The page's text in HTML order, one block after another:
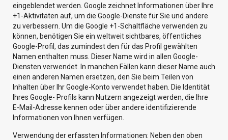
eingeblendet werden. Google zeichnet Informationen über Ihre
+1-Aktivitäten auf, um die Google-Dienste für Sie und andere
zu verbessern. Um die Google +1-Schaltfläche verwenden zu
können, benötigen Sie ein weltweit sichtbares, öffentliches
Google-Profil, das zumindest den für das Profil gewählten
Namen enthalten muss. Dieser Name wird in allen Google-
Diensten verwendet. In manchen Fällen kann dieser Name auch
einen anderen Namen ersetzen, den Sie beim Teilen von
Inhalten über Ihr Google-Konto verwendet haben. Die Identität
Ihres Google- Profils kann Nutzern angezeigt werden, die Ihre
E-Mail-Adresse kennen oder über andere identifizierende
Informationen von Ihnen verfügen.
Verwendung der erfassten Informationen: Neben den oben